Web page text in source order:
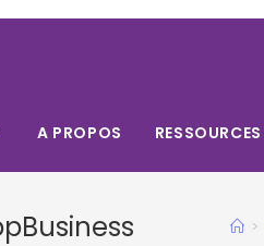
A PROPOS RESSOURCES
>